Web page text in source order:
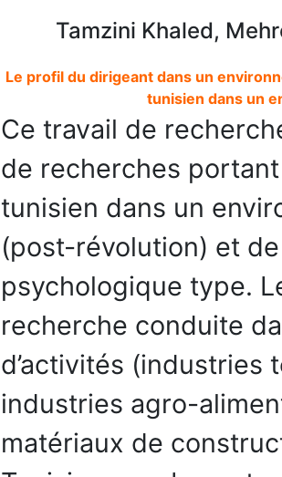
Tamzini Khaled,
Le profil du dirigeant dans un
tunisien dans un
Ce travail de
de recherches
tunisien dans un
(post-révolution) et
psychologique type.
recherche conduite
d’activités (industries
industries agro-
matériaux de